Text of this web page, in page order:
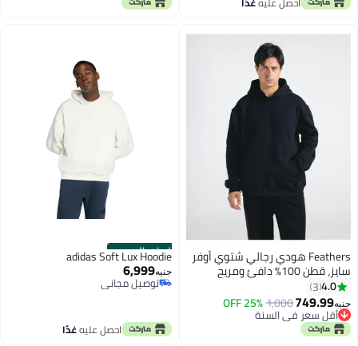
8
Feathers هودي رجالي شتوي أوفر
سايز، قطن 100% دافئ ومريح
4.0
3
جنيه749.99
1,000
25% OFF
أقل سعر في السنة
أقل سعر في السنة
الستور الرسمي
adidas Soft Lux Hoodie
جنيه6,999
توصيل مجاني
توصيل مجاني
احصل عليهغدًا